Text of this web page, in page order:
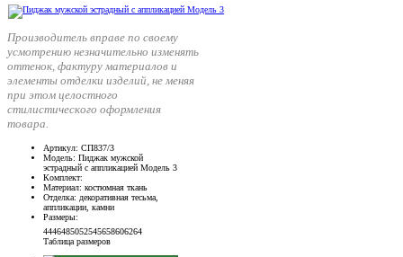
Производитель вправе по своему
усмотрению незначительно изменять
оттенок, фактуру материалов и
элементы отделки изделий, не меняя
при этом целостного
стилистического оформления
товара.
Артикул: СП837/3
Модель: Пиджак мужской
эстрадный с аппликацией Модель 3
Комплект:
Материал: костюмная ткань
Отделка: декоративная тесьма,
аппликации, камни
Размеры:
4446485052545658606264
Таблица размеров